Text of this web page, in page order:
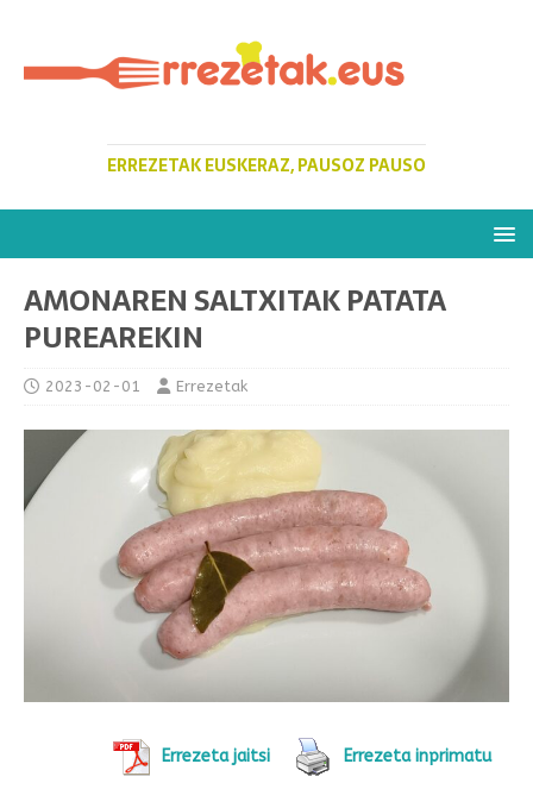
ERREZETAK EUSKERAZ, PAUSOZ PAUSO
AMONAREN SALTXITAK PATATA
PUREAREKIN
2023-02-01 Errezetak
Errezeta jaitsi Errezeta inprimatu